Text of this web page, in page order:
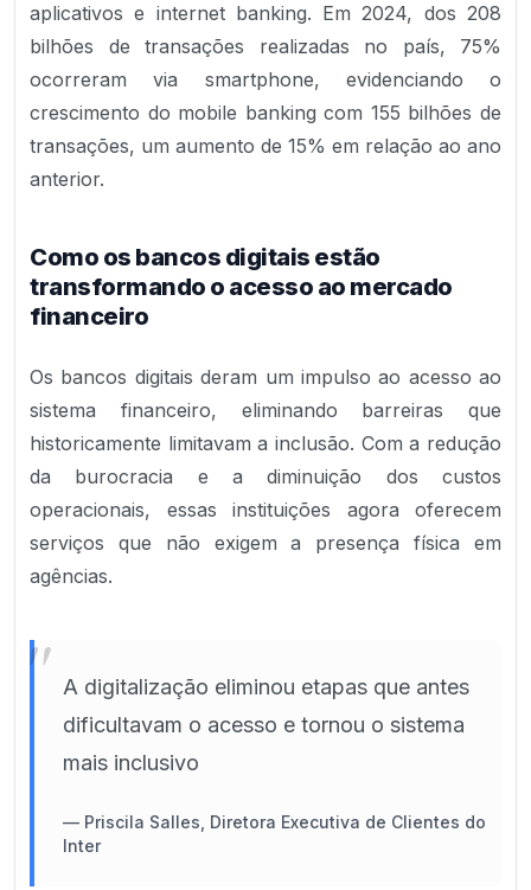
aplicativos e internet banking. Em 2024, dos 208
bilhões de transações realizadas no país, 75%
ocorreram via smartphone, evidenciando o
crescimento do mobile banking com 155 bilhões de
transações, um aumento de 15% em relação ao ano
anterior.
Como os bancos digitais estão
transformando o acesso ao mercado
financeiro
Os bancos digitais deram um impulso ao acesso ao
sistema financeiro, eliminando barreiras que
historicamente limitavam a inclusão. Com a redução
da burocracia e a diminuição dos custos
operacionais, essas instituições agora oferecem
serviços que não exigem a presença física em
agências.
" A digitalização eliminou etapas que antes
dificultavam o acesso e tornou o sistema
mais inclusivo
— Priscila Salles, Diretora Executiva de Clientes do
Inter